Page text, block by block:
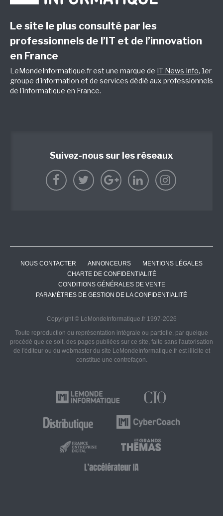
Le site le plus consulté par les
professionnels de l’IT et de l’innovation
en France
LeMondeInformatique.fr est une marque de IT News Info, 1er
groupe d'information et de services dédié aux professionnels
de l'informatique en France.
Suivez-nous sur les réseaux
NOUS CONTACTER ANNONCEURS
MENTIONS LÉGALES
CHARTE DE CONFIDENTIALITÉ
CONDITIONS GÉNÉRALES DE VENTE
PARAMÈTRES DE GESTION DE LA CONFIDENTIALITÉ
Copyright © LeMondeInformatique.fr 1997-2026
Toute reproduction ou représentation intégrale ou partielle, par quelque
procédé que ce soit, des pages publiées sur ce site, faite sans l'autorisation
de l'éditeur ou du webmaster du site LeMondeInformatique.fr est illicite et
constitue une contrefaçon.